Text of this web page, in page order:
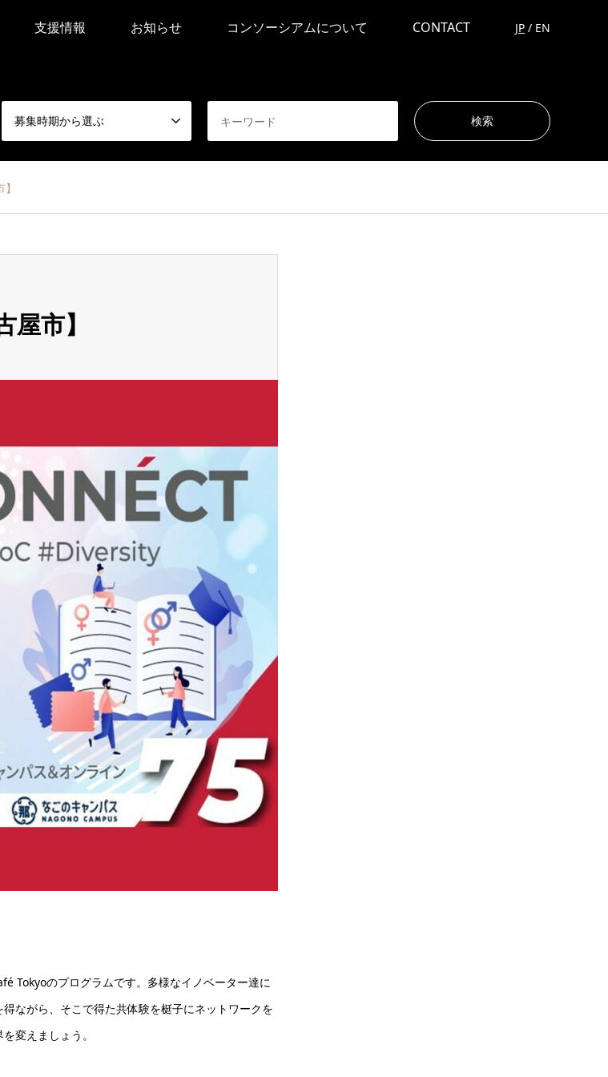
支援情報 お知らせ コンソーシアムについて CONTACT JP / EN
募集時期から選ぶ
屋市】
Tokyoのプログラムです。多様なイノベーター達に
ながら、そこで得た共体験を梃子にネットワークを
変えましょう。